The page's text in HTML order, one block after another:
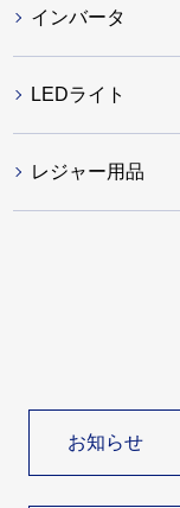
インバータ
LEDライト
レジャー用品
お知らせ